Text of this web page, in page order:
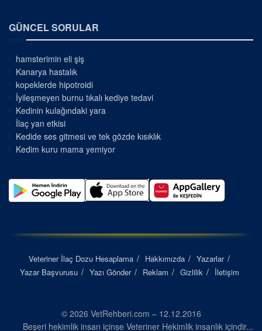
GÜNCEL SORULAR
hamsterimin eli şiş
Kanarya hastalık
kopeklerde hipotroidi
İyileşmeyen burnu tıkalı kediye tedavi
Kedinin kulağındaki yara
İlaç yan etkisi
Kedide ses gitmesi ve tek gözde kısıklık
Kedim kuru mama yemiyor
Veteriner İlaç Dozu Hesaplama Hakkımızda
Yazarlar
Yazar Başvurusu
Yazı Gönder Reklam Gizlilik İletişim
© 2026 VetRehberi.com – 12.12.2016
Beşeri hekimlik insan içinse Veteriner Hekimlik insanlık içindir...